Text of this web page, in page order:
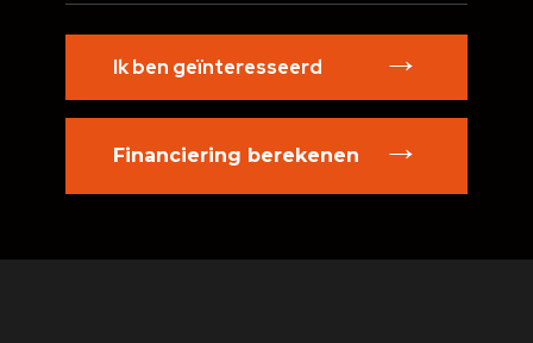
Ik ben geïnteresseerd
Financiering berekenen